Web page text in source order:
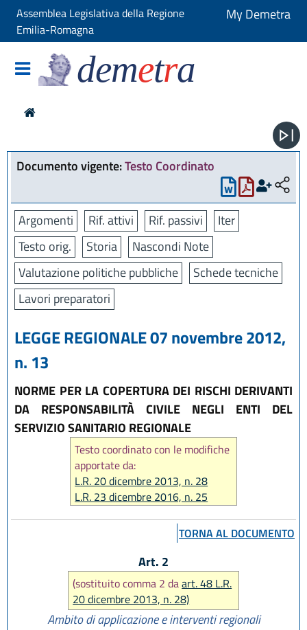
Assemblea Legislativa della Regione
Emilia-Romagna
My Demetra
demetra
Documento vigente:Testo Coordinato
Argomenti Rif. attivi Rif. passivi
Iter
Testo orig.
Storia
Nascondi Note
Valutazione politiche pubbliche
Schede tecniche
Lavori preparatori
LEGGE REGIONALE 07 novembre 2012,
n. 13
NORME PER LA COPERTURA DEI RISCHI DERIVANTI
DA RESPONSABILITÀ CIVILE NEGLI ENTI DEL
SERVIZIO SANITARIO REGIONALE
Testo coordinato con le modifiche
apportate da:
L.R. 20 dicembre 2013, n. 28
L.R. 23 dicembre 2016, n. 25
TORNA AL DOCUMENTO
Art. 2
(sostituito comma 2 daart. 48 L.R.
20 dicembre 2013, n. 28)
Ambito di applicazione e interventi regionali